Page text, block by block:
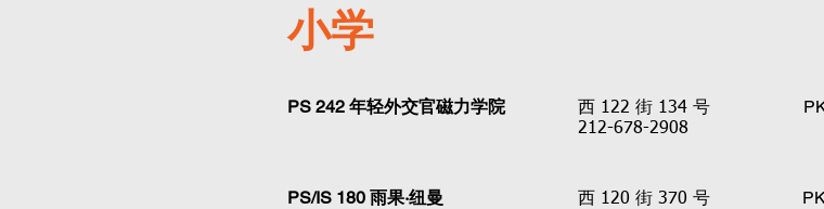
小学
PS 242 年轻外交官磁力学院
西 122 街 134 号
212-678-2908
PS/IS 180 雨果·纽曼
西 120 街 370 号